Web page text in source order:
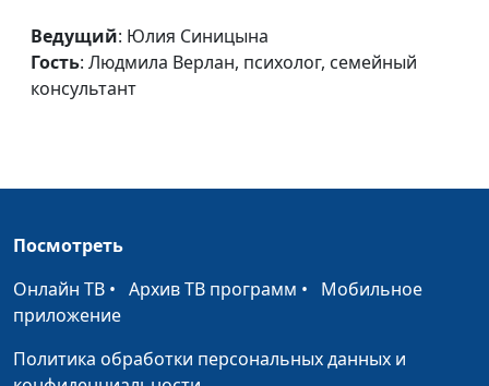
Людмила Верлан,
психолог, семейный
психолог, семейный
Мужские и женские
страхи
Людмила Верлан,
Ведущий: Юлия Синицына
Гость: Людмила Верлан, психолог, семейный
консультант
Посмотреть
Онлайн ТВ • Архив ТВ программ • Мобильное
приложение
Политика обработки персональных данных и